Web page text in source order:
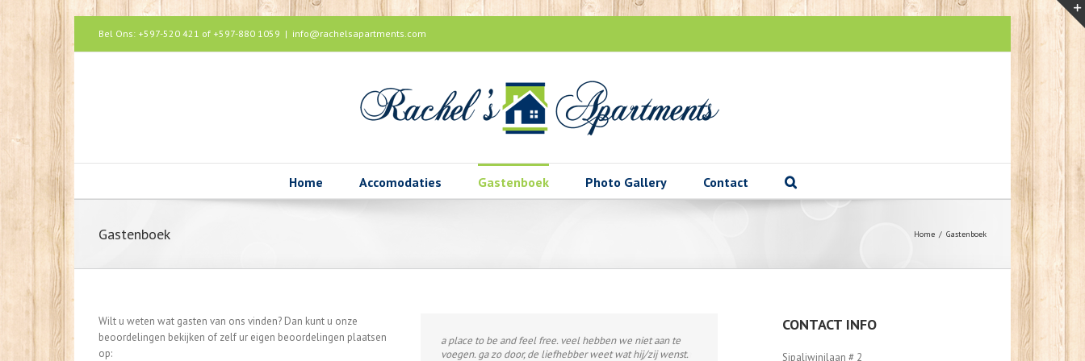
sıcak sohbet rokettube
iş fikirleri
Bel Ons: +597-520 421 of +597-880 1059 | info@rachelsapartments.com
Home Accomodaties Gastenboek Photo Gallery Contact
Gastenboek Home / Gastenboek
Wilt u weten wat gasten van ons vinden? Dan kunt u onze
beoordelingen bekijken of zelf ur eigen beoordelingen plaatsen
op:
a place to be and feel free. veel hebben we niet aan te
voegen. ga zo door, de liefhebber weet wat hij/zij wenst.
Perfect onderkomen – zeer klantgericht – vriendelijk –
meedenkend – behulpzaam. Tussentijds wordt ook prima
CONTACT INFO
Sipaliwinilaan # 2